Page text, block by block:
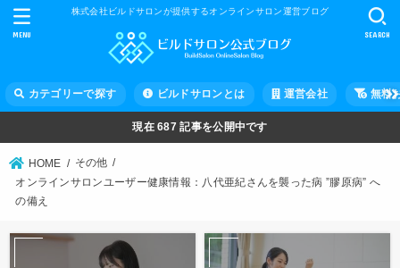
株式会社ビルドサロンが提供するオンラインサロン運営ブログ
カテゴリーで探す ビルドサロンとは 運営会社 無料
SEARCH
MENU
現在687 記事を公開中です
HOME
その他
オンラインサロンユーザー健康情報：八代亜紀さんを襲った病 ”膠原病” へ
の備え